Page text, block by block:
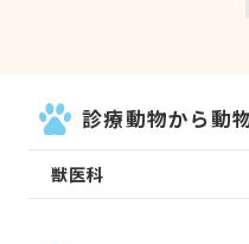
診療動物から動
獣医科